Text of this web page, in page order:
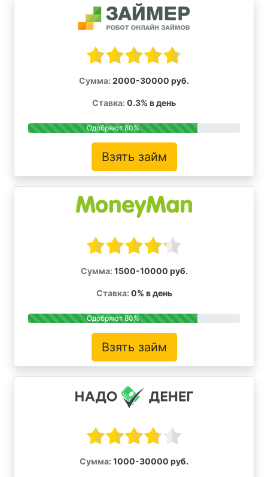
Сумма: 2000-30000 руб.
Ставка: 0.3% в день
Одобряют 80%
Взять займ
Сумма: 1500-10000 руб.
Ставка: 0% в день
Одобряют 80%
Взять займ
Сумма: 1000-30000 руб.